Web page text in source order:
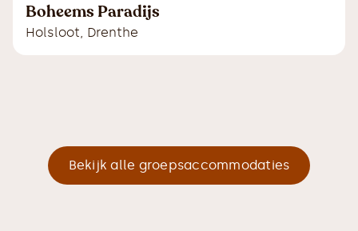
Boheems Paradijs
Holsloot, Drenthe
Bekijk alle groepsaccommodaties